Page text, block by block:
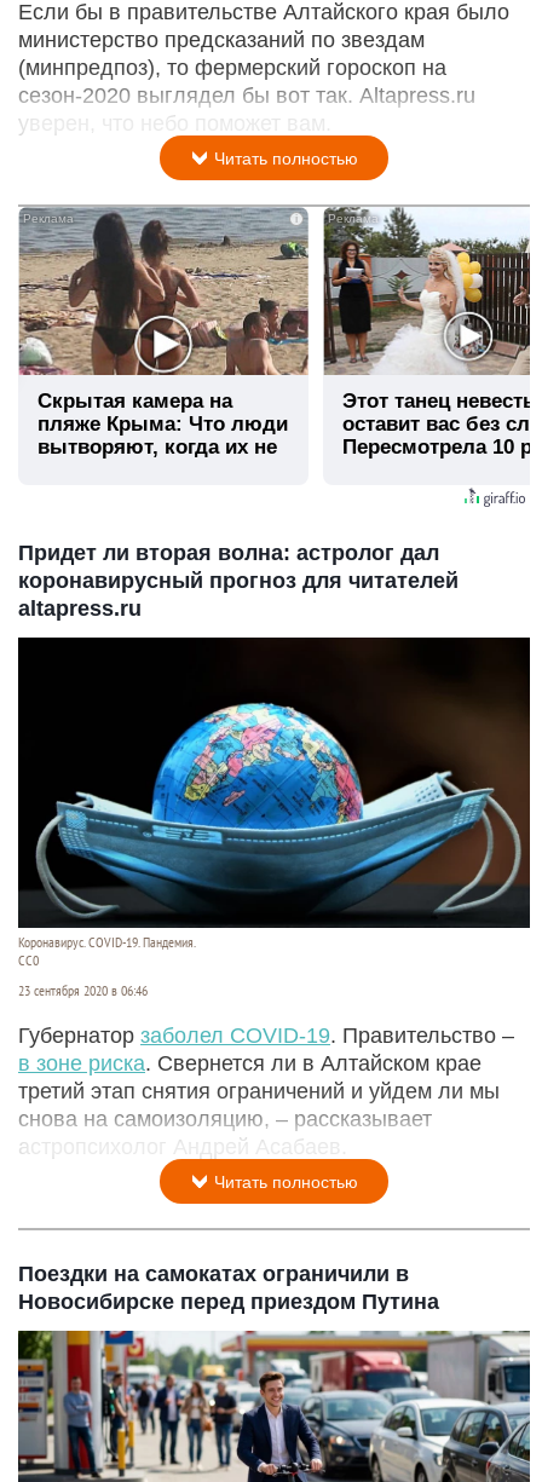
Если бы в правительстве Алтайского края было
министерство предсказаний по звездам
(минпредпоз), то фермерский гороскоп на
сезон-2020 выглядел бы вот так. Altapress.ru
уверен, что небо поможет вам.
Читать полностью
i
Скрытая камера на
пляже Крыма: Что люди
вытворяют, когда их не
Этот танец невесты
оставит вас без
Пересмотрела 10
Придет ли вторая волна: астролог дал
коронавирусный прогноз для читателей
altapress.ru
Коронавирус. COVID-19. Пандемия.
CC0
23 сентября 2020 в 06:46
Губернатор заболел COVID-19. Правительство –
в зоне риска. Свернется ли в Алтайском крае
третий этап снятия ограничений и уйдем ли мы
снова на самоизоляцию, – рассказывает
астропсихолог Андрей Асабаев.
Читать полностью
Поездки на самокатах ограничили в
Новосибирске перед приездом Путина